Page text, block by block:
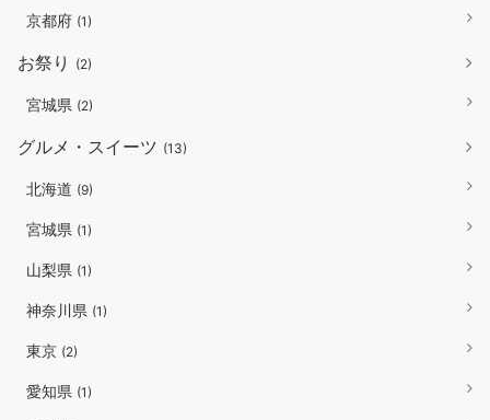
京都府 (1)
お祭り (2)
宮城県 (2)
グルメ・スイーツ (13)
北海道 (9)
宮城県 (1)
山梨県 (1)
神奈川県 (1)
東京 (2)
愛知県 (1)